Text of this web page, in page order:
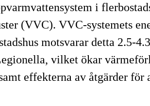
i
(VVC). VVC-systemets
motsvarar detta 2.5-
vilket ökar
effekterna av åtgärder